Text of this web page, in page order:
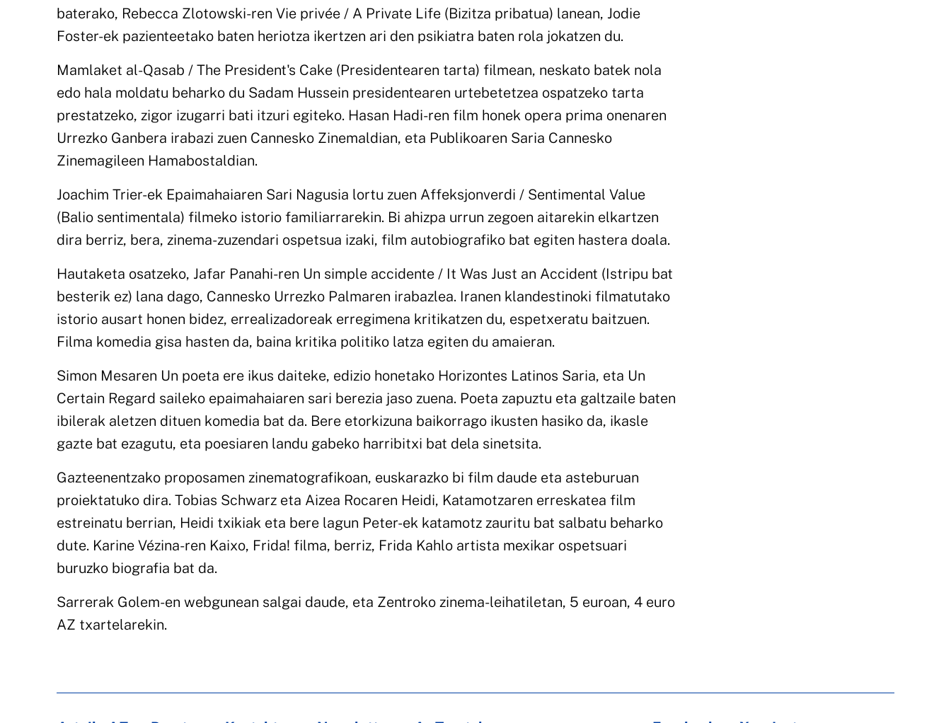
baterako, Rebecca Zlotowski-ren Vie privée / A Private Life (Bizitza pribatua) lanean, Jodie
Foster-ek pazienteetako baten heriotza ikertzen ari den psikiatra baten rola jokatzen du.
Mamlaket al-Qasab / The President's Cake (Presidentearen tarta) filmean, neskato batek nola
edo hala moldatu beharko du Sadam Hussein presidentearen urtebetetzea ospatzeko tarta
prestatzeko, zigor izugarri bati itzuri egiteko. Hasan Hadi-ren film honek opera prima onenaren
Urrezko Ganbera irabazi zuen Cannesko Zinemaldian, eta Publikoaren Saria Cannesko
Zinemagileen Hamabostaldian.
Joachim Trier-ek Epaimahaiaren Sari Nagusia lortu zuen Affeksjonverdi / Sentimental Value
(Balio sentimentala) filmeko istorio familiarrarekin. Bi ahizpa urrun zegoen aitarekin elkartzen
dira berriz, bera, zinema-zuzendari ospetsua izaki, film autobiografiko bat egiten hastera doala.
Hautaketa osatzeko, Jafar Panahi-ren Un simple accidente / It Was Just an Accident (Istripu bat
besterik ez) lana dago, Cannesko Urrezko Palmaren irabazlea. Iranen klandestinoki filmatutako
istorio ausart honen bidez, errealizadoreak erregimena kritikatzen du, espetxeratu baitzuen.
Filma komedia gisa hasten da, baina kritika politiko latza egiten du amaieran.
Simon Mesaren Un poeta ere ikus daiteke, edizio honetako Horizontes Latinos Saria, eta Un
Certain Regard saileko epaimahaiaren sari berezia jaso zuena. Poeta zapuztu eta galtzaile baten
ibilerak aletzen dituen komedia bat da. Bere etorkizuna baikorrago ikusten hasiko da, ikasle
gazte bat ezagutu, eta poesiaren landu gabeko harribitxi bat dela sinetsita.
Gazteenentzako proposamen zinematografikoan, euskarazko bi film daude eta asteburuan
proiektatuko dira. Tobias Schwarz eta Aizea Rocaren Heidi, Katamotzaren erreskatea film
estreinatu berrian, Heidi txikiak eta bere lagun Peter-ek katamotz zauritu bat salbatu beharko
dute. Karine Vézina-ren Kaixo, Frida! filma, berriz, Frida Kahlo artista mexikar ospetsuari
buruzko biografia bat da.
Sarrerak Golem-en webgunean salgai daude, eta Zentroko zinema-leihatiletan, 5 euroan, 4 euro
AZ txartelarekin.